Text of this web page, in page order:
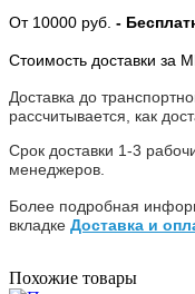
От 10000 руб. -
Стоимость доставки за
Доставка до
рассчитывается, как
Срок доставки 1-3
менеджеров.
Более подробная
вкладке Доставка и
Похожие товары